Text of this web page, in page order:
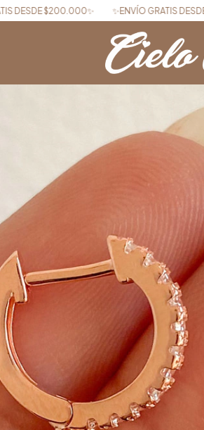
✨ENVÍO GRATIS DESDE $200.000✨